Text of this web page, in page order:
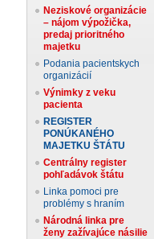
Neziskové organizácie
– nájom výpožička,
predaj prioritného
majetku
Podania pacientskych
organizácií
Výnimky z veku
pacienta
REGISTER
PONÚKANÉHO
MAJETKU ŠTÁTU
Centrálny register
pohľadávok štátu
Linka pomoci pre
problémy s hraním
Národná linka pre
ženy zažívajúce násilie